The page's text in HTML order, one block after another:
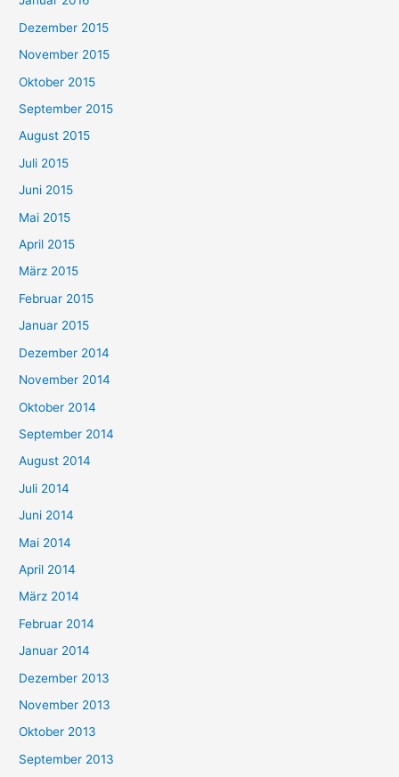
Dezember 2015
November 2015
Oktober 2015
September 2015
August 2015
Juli 2015
Juni 2015
Mai 2015
April 2015
März 2015
Februar 2015
Januar 2015
Dezember 2014
November 2014
Oktober 2014
September 2014
August 2014
Juli 2014
Juni 2014
Mai 2014
April 2014
März 2014
Februar 2014
Januar 2014
Dezember 2013
November 2013
Oktober 2013
September 2013